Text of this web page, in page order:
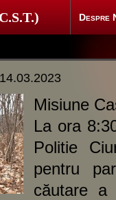
Misiune
La ora
Politie
pentru
căutare
Despre